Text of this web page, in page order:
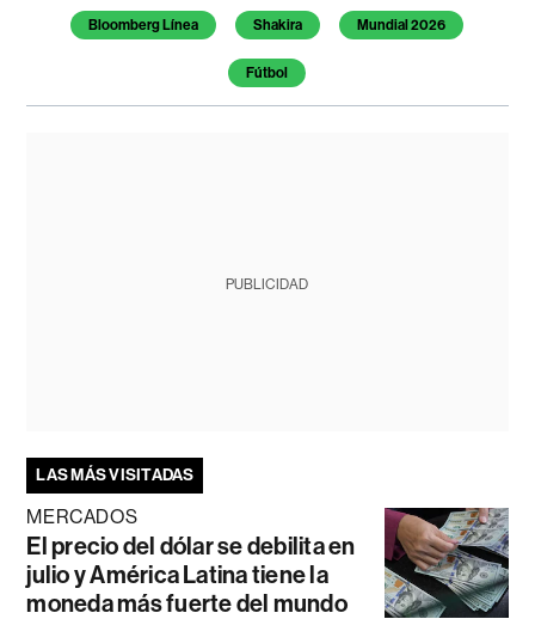
Bloomberg Línea Shakira Mundial 2026
Fútbol
PUBLICIDAD
LAS MÁS VISITADAS
MERCADOS
El precio del dólar se debilita en
julio y América Latina tiene la
moneda más fuerte del mundo